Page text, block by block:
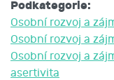
Podkategorie:
Osobní rozvoj a
Osobní rozvoj a
Osobní rozvoj a
asertivita